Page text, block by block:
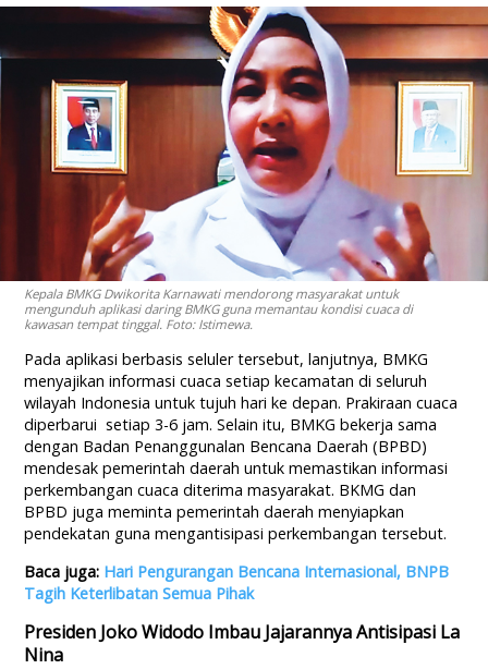
Kepala BMKG Dwikorita Karnawati mendorong masyarakat untuk
mengunduh aplikasi daring BMKG guna memantau kondisi cuaca di
kawasan tempat tinggal. Foto: Istimewa.
Pada aplikasi berbasis seluler tersebut, lanjutnya, BMKG
menyajikan informasi cuaca setiap kecamatan di seluruh
wilayah Indonesia untuk tujuh hari ke depan. Prakiraan cuaca
diperbarui setiap 3-6 jam. Selain itu, BMKG bekerja sama
dengan Badan Penanggunalan Bencana Daerah (BPBD)
mendesak pemerintah daerah untuk memastikan informasi
perkembangan cuaca diterima masyarakat. BKMG dan
BPBD juga meminta pemerintah daerah menyiapkan
pendekatan guna mengantisipasi perkembangan tersebut.
Baca juga: Hari Pengurangan Bencana Internasional, BNPB
Tagih Keterlibatan Semua Pihak
Presiden Joko Widodo Imbau Jajarannya Antisipasi La
Nina